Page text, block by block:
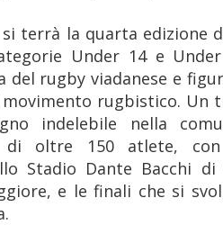
terrà la quarta edizione
Under 14 e
del rugby viadanese e
rugbistico. Un
indelebile nella
di oltre 150 atlete,
Stadio Dante Bacchi
e le finali che si